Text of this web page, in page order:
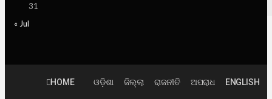
31
« Jul
HOME ଓଡ଼ିଶା ଜିଲ୍ଲା ରାଜନୀତି ଅପରାଧ ENGLISH